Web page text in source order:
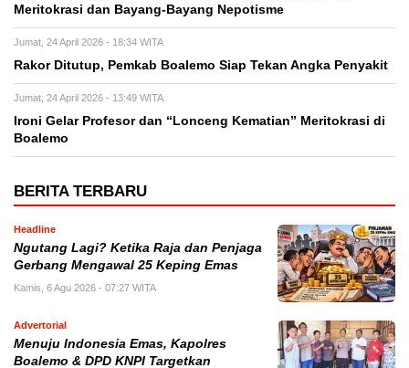
Meritokrasi dan Bayang-Bayang Nepotisme
Jumat, 24 April 2026 - 18:34 WITA
Rakor Ditutup, Pemkab Boalemo Siap Tekan Angka Penyakit
Jumat, 24 April 2026 - 13:49 WITA
Ironi Gelar Profesor dan “Lonceng Kematian” Meritokrasi di
Boalemo
BERITA TERBARU
Headline
Ngutang Lagi? Ketika Raja dan Penjaga
Gerbang Mengawal 25 Keping Emas
Kamis, 6 Agu 2026 - 07:27 WITA
Advertorial
Menuju Indonesia Emas, Kapolres
Boalemo & DPD KNPI Targetkan